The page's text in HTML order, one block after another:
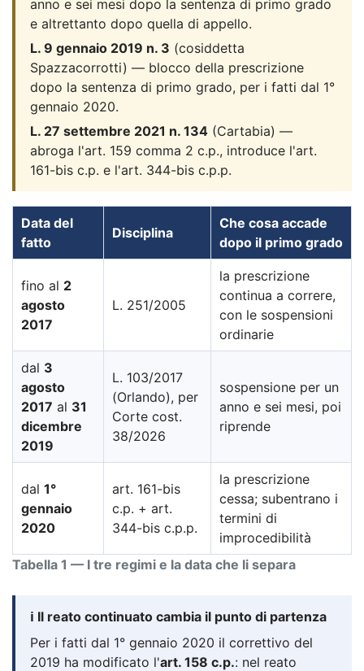
anno e sei mesi dopo la sentenza di primo grado
e altrettanto dopo quella di appello.
L. 9 gennaio 2019 n. 3 (cosiddetta
Spazzacorrotti) — blocco della prescrizione
dopo la sentenza di primo grado, per i fatti dal 1°
gennaio 2020.
L. 27 settembre 2021 n. 134 (Cartabia) —
abroga l'art. 159 comma 2 c.p., introduce l'art.
161-bis c.p. e l'art. 344-bis c.p.p.
Tabella 1 — I tre regimi e la data che li separa
Data del
fatto
Disciplina
Che cosa accade
dopo il primo grado
fino al 2
agosto
2017
L. 251/2005
la prescrizione
continua a correre,
con le sospensioni
ordinarie
dal 3
agosto
2017 al 31
dicembre
2019
L. 103/2017
(Orlando), per
Corte cost.
38/2026
sospensione per un
anno e sei mesi, poi
riprende
dal 1°
gennaio
2020
art. 161-bis
c.p. + art.
344-bis c.p.p.
la prescrizione
cessa; subentrano i
termini di
improcedibilità
ℹ️ Il reato continuato cambia il punto di partenza
Per i fatti dal 1° gennaio 2020 il correttivo del
2019 ha modificato l'art. 158 c.p.: nel reato